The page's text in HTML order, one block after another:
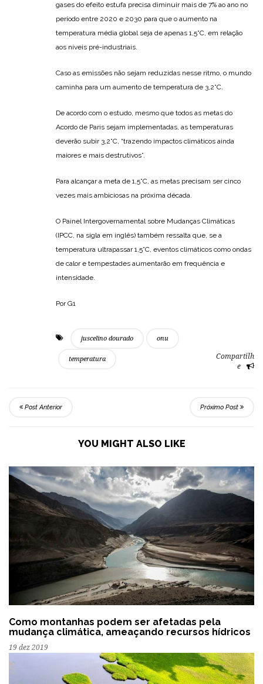
gases do efeito estufa precisa diminuir mais de 7% ao ano no
período entre 2020 e 2030 para que o aumento na
temperatura média global seja de apenas 1,5°C, em relação
aos níveis pré-industriais.
Caso as emissões não sejam reduzidas nesse ritmo, o mundo
caminha para um aumento de temperatura de 3,2°C.
De acordo com o estudo, mesmo que todos as metas do
Acordo de Paris sejam implementadas, as temperaturas
deverão subir 3,2°C, “trazendo impactos climáticos ainda
maiores e mais destrutivos”.
Para alcançar a meta de 1,5°C, as metas precisam ser cinco
vezes mais ambiciosas na próxima década.
O Painel Intergovernamental sobre Mudanças Climáticas
(IPCC, na sigla em inglês) também ressalta que, se a
temperatura ultrapassar 1,5°C, eventos climáticos como ondas
de calor e tempestades aumentarão em frequência e
intensidade.
Por G1
juscelino dourado onu
temperatura
Compartilh
e
Post Anterior Próximo Post
YOU MIGHT ALSO LIKE
Como montanhas podem ser afetadas pela
mudança climática, ameaçando recursos hídricos
19 dez 2019